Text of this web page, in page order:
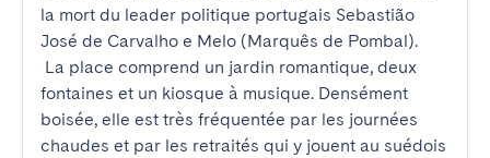
la mort du leader politique portugais Sebastião
José de Carvalho e Melo (Marquês de Pombal).
fontaines et un kiosque à musique. Densément
boisée, elle est très fréquentée par les journées
chaudes et par les retraités qui y jouent au suédois